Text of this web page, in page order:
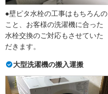
●壁ピタ水栓の工事はもちろんの
こと、お客様の洗濯機に合った
水栓交換のご対応もさせていた
だきます。
大型洗濯機の搬入運搬